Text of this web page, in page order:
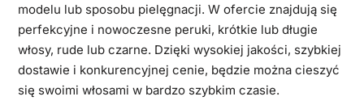
modelu lub sposobu pielęgnacji. W ofercie znajdują się
perfekcyjne i nowoczesne peruki, krótkie lub długie
włosy, rude lub czarne. Dzięki wysokiej jakości, szybkiej
dostawie i konkurencyjnej cenie, będzie można cieszyć
się swoimi włosami w bardzo szybkim czasie.